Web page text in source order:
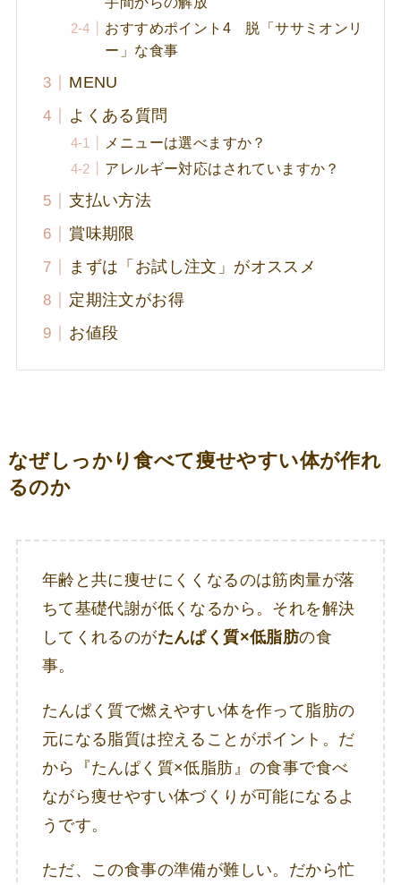
おすすめポイント4 脱「ササミオンリ
ー」な食事
MENU
よくある質問
メニューは選べますか？
アレルギー対応はされていますか？
支払い方法
賞味期限
まずは「お試し注文」がオススメ
定期注文がお得
お値段
なぜしっかり食べて痩せやすい体が作れ
るのか
年齢と共に痩せにくくなるのは筋肉量が落
ちて基礎代謝が低くなるから。それを解決
してくれるのがたんぱく質×低脂肪の食
事。
たんぱく質で燃えやすい体を作って脂肪の
元になる脂質は控えることがポイント。だ
から『たんぱく質×低脂肪』の食事で食べ
ながら痩せやすい体づくりが可能になるよ
うです。
ただ、この食事の準備が難しい。だから忙